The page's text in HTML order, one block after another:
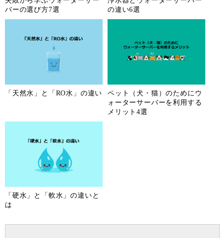
バーの選び方7選
の違い6選
「天然水」と「RO水」の違い
ペット（犬・猫）のためにウ
ォーターサーバーを利用する
メリット4選
「硬水」と「軟水」の違いと
は